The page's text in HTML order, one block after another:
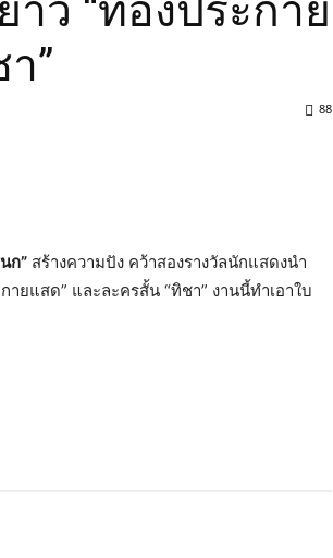
ว “ทองประกาย
”
88
ก” สร้างความปัง คว้าสองรางวัลนักแสดงนำ
ยแสด” และละครสั้น “ทิชา” งานนี้ทำเอาใบ